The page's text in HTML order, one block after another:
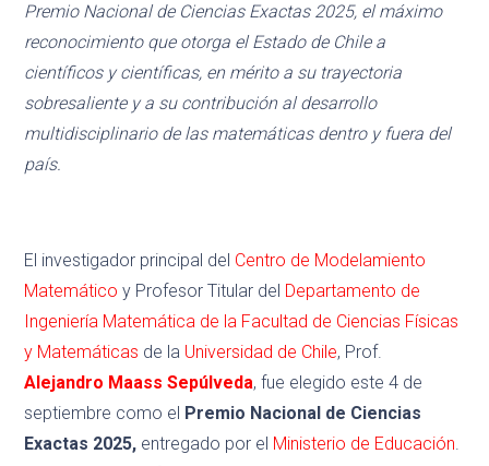
Premio Nacional de Ciencias Exactas 2025, el máximo
reconocimiento que otorga el Estado de Chile a
científicos y científicas, en mérito a su trayectoria
sobresaliente y a su contribución al desarrollo
multidisciplinario de las matemáticas dentro y fuera del
país.
El investigador principal del Centro de Modelamiento
Matemático y Profesor Titular del Departamento de
Ingeniería Matemática de la Facultad de Ciencias Físicas
y Matemáticas de la Universidad de Chile, Prof.
Alejandro Maass Sepúlveda, fue elegido este 4 de
septiembre como el Premio Nacional de Ciencias
Exactas 2025, entregado por el Ministerio de Educación.